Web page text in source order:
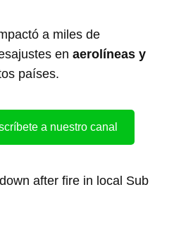
a miles de
en aerolíneas y
países.
a nuestro canal
after fire in local Sub